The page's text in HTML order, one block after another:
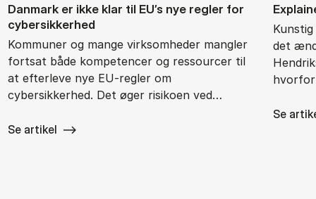
Dan­mark er ikke klar til EU’s nye reg­ler for
cy­ber­sik­ker­hed
Kommuner og mange virksomheder mangler
fortsat både kompetencer og ressourcer til
at efterleve nye EU-regler om
cybersikkerhed. Det øger risikoen ved…
Se artikel
det
Se